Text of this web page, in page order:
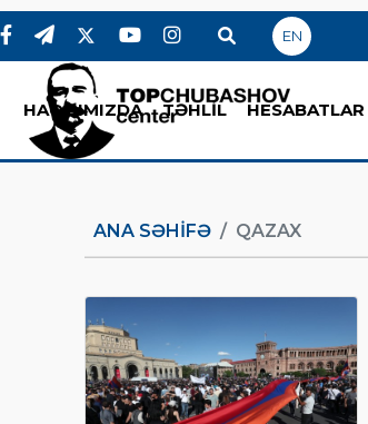
EN
HAQQIMIZDA TƏHLİL HESABATLAR
ANA SƏHIFƏ QAZAX